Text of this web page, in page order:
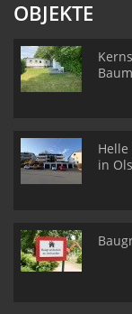
OBJEKTE
in